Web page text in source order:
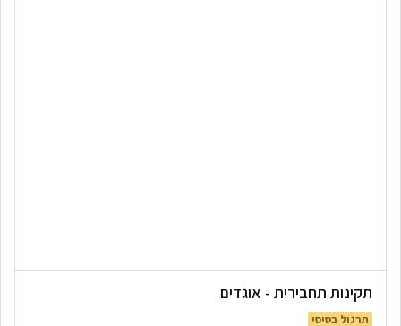
תקינות תחבירית - אוגדים
תרגול בסיסי